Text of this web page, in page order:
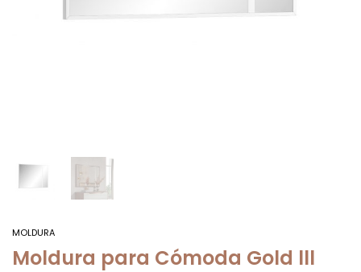
MOLDURA
Moldura para Cómoda Gold lll